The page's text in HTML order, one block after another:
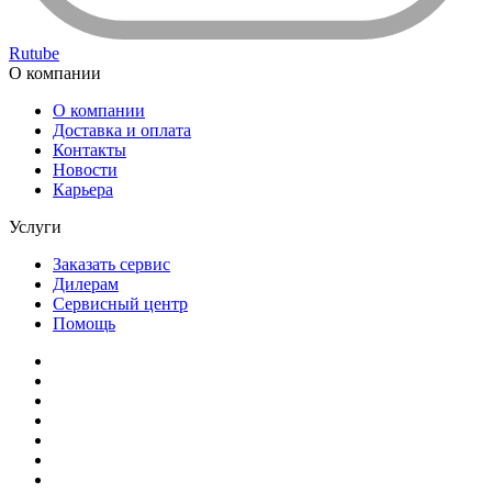
Rutube
О компании
О компании
Доставка и оплата
Контакты
Новости
Карьера
Услуги
Заказать сервис
Дилерам
Сервисный центр
Помощь